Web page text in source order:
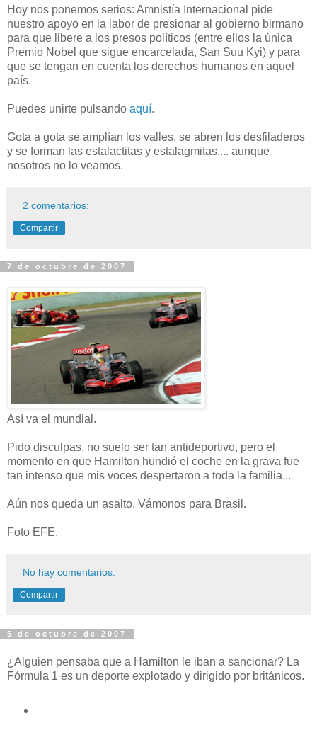
Hoy nos ponemos serios: Amnistía Internacional pide
nuestro apoyo en la labor de presionar al gobierno birmano
para que libere a los presos políticos (entre ellos la única
Premio Nobel que sigue encarcelada, San Suu Kyi) y para
que se tengan en cuenta los derechos humanos en aquel
país.
Puedes unirte pulsando aquí.
Gota a gota se amplían los valles, se abren los desfiladeros
y se forman las estalactitas y estalagmitas,... aunque
nosotros no lo veamos.
2 comentarios:
Compartir
7 de octubre de 2007
Así va el mundial.
Pido disculpas, no suelo ser tan antideportivo, pero el
momento en que Hamilton hundió el coche en la grava fue
tan intenso que mis voces despertaron a toda la familia...
Aún nos queda un asalto. Vámonos para Brasil.
Foto EFE.
No hay comentarios:
Compartir
5 de octubre de 2007
¿Alguien pensaba que a Hamilton le iban a sancionar? La
Fórmula 1 es un deporte explotado y dirigido por británicos.